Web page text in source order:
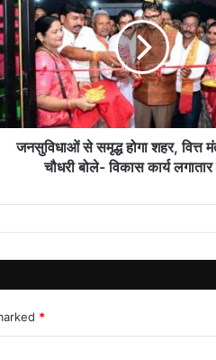
जनसुविधाओं से समृद्ध होगा शहर, वित्त
चौधरी बोले- विकास कार्य लगातार
*